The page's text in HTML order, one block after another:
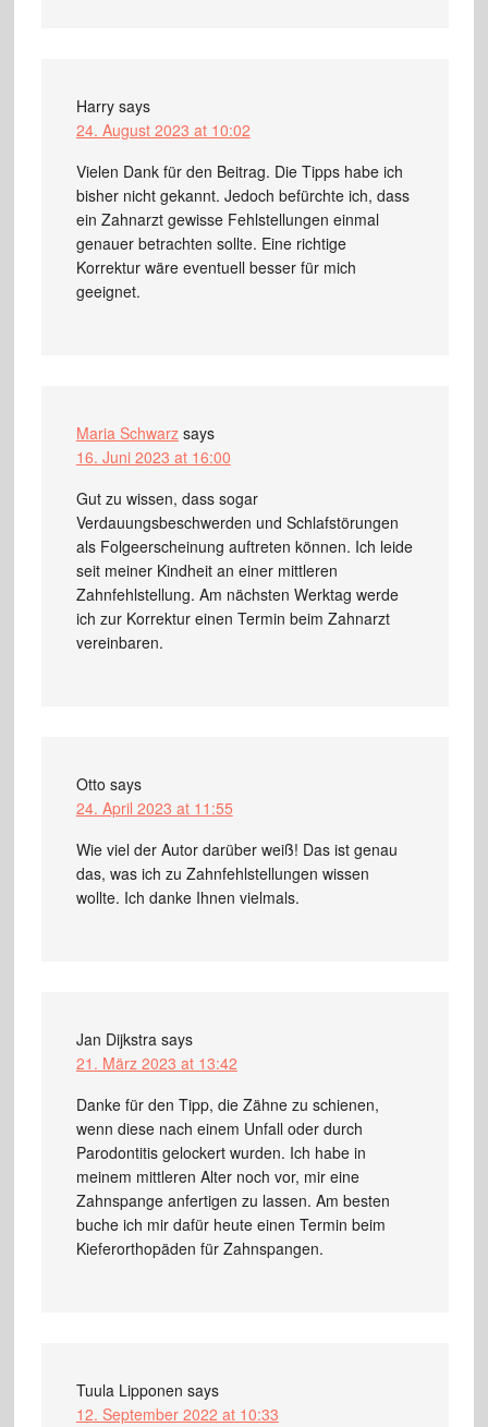
Harry says
24. August 2023 at 10:02
Vielen Dank für den Beitrag. Die Tipps habe ich
bisher nicht gekannt. Jedoch befürchte ich, dass
ein Zahnarzt gewisse Fehlstellungen einmal
genauer betrachten sollte. Eine richtige
Korrektur wäre eventuell besser für mich
geeignet.
Maria Schwarz says
16. Juni 2023 at 16:00
Gut zu wissen, dass sogar
Verdauungsbeschwerden und Schlafstörungen
als Folgeerscheinung auftreten können. Ich leide
seit meiner Kindheit an einer mittleren
Zahnfehlstellung. Am nächsten Werktag werde
ich zur Korrektur einen Termin beim Zahnarzt
vereinbaren.
Otto says
24. April 2023 at 11:55
Wie viel der Autor darüber weiß! Das ist genau
das, was ich zu Zahnfehlstellungen wissen
wollte. Ich danke Ihnen vielmals.
Jan Dijkstra says
21. März 2023 at 13:42
Danke für den Tipp, die Zähne zu schienen,
wenn diese nach einem Unfall oder durch
Parodontitis gelockert wurden. Ich habe in
meinem mittleren Alter noch vor, mir eine
Zahnspange anfertigen zu lassen. Am besten
buche ich mir dafür heute einen Termin beim
Kieferorthopäden für Zahnspangen.
Tuula Lipponen says
12. September 2022 at 10:33